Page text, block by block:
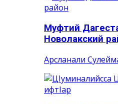
Муфтий
Новолакский
Арсланали